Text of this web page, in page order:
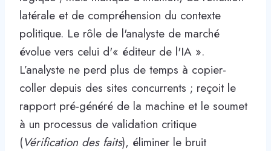
latérale et de compréhension du contexte
politique. Le rôle de l'analyste de marché
évolue vers celui d'« éditeur de l'IA ».
L’analyste ne perd plus de temps à copier-
coller depuis des sites concurrents ; reçoit le
rapport pré-généré de la machine et le soumet
à un processus de validation critique
(Vérification des faits), éliminer le bruit